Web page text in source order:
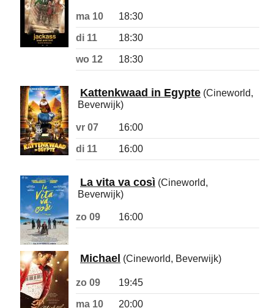
ma 10 18:30
di 11 18:30
wo 12 18:30
Kattenkwaad in Egypte (Cineworld,
Beverwijk)
vr 07 16:00
di 11 16:00
La vita va così (Cineworld,
Beverwijk)
zo 09 16:00
Michael (Cineworld, Beverwijk)
zo 09 19:45
ma 10 20:00